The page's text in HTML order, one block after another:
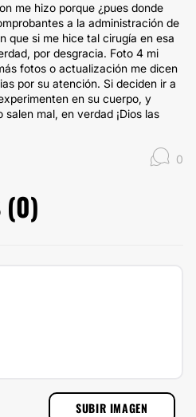
me hizo porque ¿pues donde
a la administración de
que si me hice tal cirugía en esa
por desgracia. Foto 4 mi
fotos o actualización me dicen
por su atención. Si deciden ir a
en su cuerpo, y
mal, en verdad ¡Dios las
0
(0)
SUBIR IMAGEN